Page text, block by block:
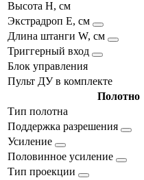
Высота H, см
Экстрадроп E, см
Длина штанги W, см
Триггерный вход
Блок управления
Пульт ДУ в комплекте
Полотно
Тип полотна
Поддержка разрешения
Усиление
Половинное усиление
Тип проекции